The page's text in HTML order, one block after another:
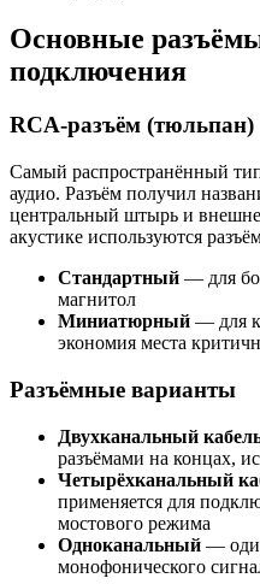
Основные
подключения
RCA-разъём (тюльпан)
Самый распространённый
аудио. Разъём получил
центральный штырь и
акустике используются
Стандартный — для
магнитол
Миниатюрный — для
экономия места
Разъёмные варианты
Двухканальный
разъёмами на концах,
Четырёхканальный
применяется для
мостового режима
Одноканальный —
монофонического